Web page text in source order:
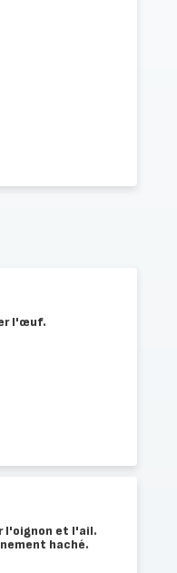
l'œuf.
l'oignon et l'ail.
haché.